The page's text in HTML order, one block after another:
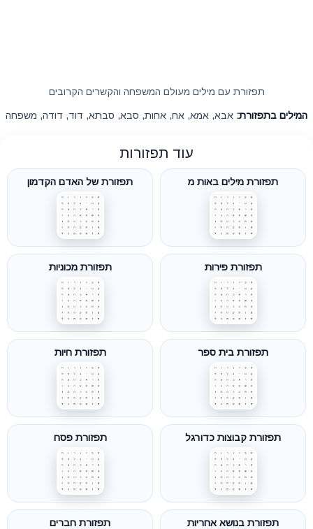
תפזורת עם מילים מעולם המשפחה והקשרים הקרובים
המילים בתפזורת: אבא, אמא, אח, אחות, סבא, סבתא, דוד, דודה, משפחה
עוד תפזורות
תפזורת מילים באות מ תפזורת של האדם הקדמון
תפזורת פירות תפזורת מכוניות
תפזורת בית ספר תפזורת חיות
תפזורת קבוצות כדורגל תפזורת פסח
תפזורת בנושא אחריות תפזורת חברים